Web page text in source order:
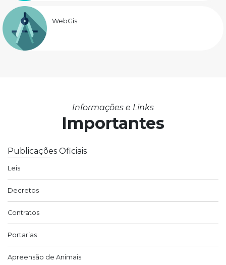
WebGis
Informações e Links
Importantes
Publicações Oficiais
Leis
Decretos
Contratos
Portarias
Apreensão de Animais